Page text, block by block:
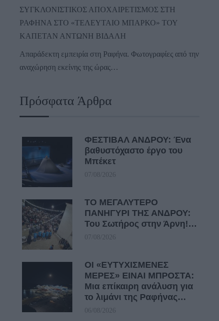
ΣΥΓΚΛΟΝΙΣΤΙΚΟΣ ΑΠΟΧΑΙΡΕΤΙΣΜΟΣ ΣΤΗ
ΡΑΦΗΝΑ ΣΤΟ «ΤΕΛΕΥΤΑΙΟ ΜΠΑΡΚΟ» ΤΟΥ
ΚΑΠΕΤΑΝ ΑΝΤΩΝΗ ΒΙΔΑΛΗ
Απαράδεκτη εμπειρία στη Ραφήνα. Φωτογραφίες από την
αναχώρηση εκείνης της ώρας…
Πρόσφατα Άρθρα
ΦΕΣΤΙΒΑΛ ΑΝΔΡΟΥ: Ένα
βαθυστόχαστο έργο του
Μπέκετ
07/08/2026
ΤΟ ΜΕΓΑΛΥΤΕΡΟ
ΠΑΝΗΓΥΡΙ ΤΗΣ ΑΝΔΡΟΥ:
Του Σωτήρος στην Άρνη!…
07/08/2026
ΟΙ «ΕΥΤΥΧΙΣΜΕΝΕΣ
ΜΕΡΕΣ» ΕΙΝΑΙ ΜΠΡΟΣΤΑ:
Μια επίκαιρη ανάλυση για
το λιμάνι της Ραφήνας…
06/08/2026